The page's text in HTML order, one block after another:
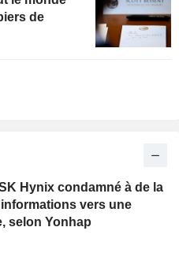
de
Hynix condamné à de la
vers une
selon Yonhap